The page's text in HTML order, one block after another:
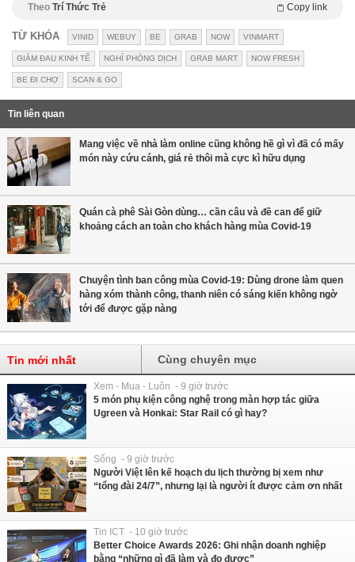
Theo Trí Thức Trẻ Copy link
TỪ KHÓA VINID WEBUY BE GRAB NOW VINMART
GIẢM ĐAU KINH TẾ NGHỈ PHÒNG DỊCH GRAB MART NOW FRESH
BE ĐI CHỢ SCAN & GO
Tin liên quan
Mang việc về nhà làm online cũng không hề gì vì đã có mấy
món này cứu cánh, giá rẻ thôi mà cực kì hữu dụng
Quán cà phê Sài Gòn dùng… cần câu và đề can để giữ
khoảng cách an toàn cho khách hàng mùa Covid-19
Chuyện tình ban công mùa Covid-19: Dùng drone làm quen
hàng xóm thành công, thanh niên có sáng kiến không ngờ
tới để được gặp nàng
Tin mới nhất Cùng chuyên mục
Xem - Mua - Luôn - 9 giờ trước
5 món phụ kiện công nghệ trong màn hợp tác giữa
Ugreen và Honkai: Star Rail có gì hay?
Sống - 9 giờ trước
Người Việt lên kế hoạch du lịch thường bị xem như
“tổng đài 24/7”, nhưng lại là người ít được cảm ơn nhất
Tin ICT - 10 giờ trước
Better Choice Awards 2026: Ghi nhận doanh nghiệp
bằng “những gì đã làm và đo được”